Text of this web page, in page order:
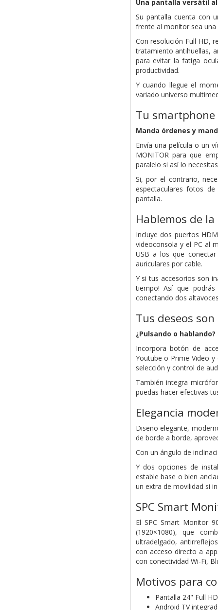
Una pantalla versátil
Su pantalla cuenta con
frente al monitor sea una
Con resolución Full HD,
tratamiento antihuellas,
para evitar la fatiga
productividad.
Y cuando llegue el
variado universo
Tu
Manda órdenes y
Envía una película o un
MONITOR para que
paralelo si así lo
Si, por el contrario,
espectaculares fotos
pantalla.
Hablemos de
Incluye dos puertos
videoconsola y el PC al
USB a los que
auriculares por cable.
Y si tus accesorios son
tiempo! Así que
conectando dos
Tus deseos
¿Pulsando o
Incorpora botón de
Youtube o Prime Video
selección y control de
También integra
puedas hacer efectivas
Elegancia
Diseño elegante,
de borde a borde,
Con un ángulo de
Y dos opciones de
estable base o bien
un extra de movilidad si
SPC Smart
El SPC Smart Monitor
(1920×1080), que
ultradelgado,
con acceso directo a
con conectividad Wi-Fi,
Motivos para
Pantalla 24" Full
Android TV